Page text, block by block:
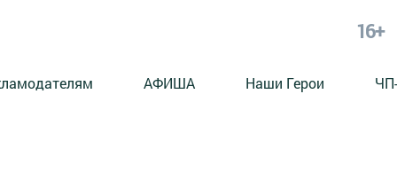
16+
АФИША Наши Герои